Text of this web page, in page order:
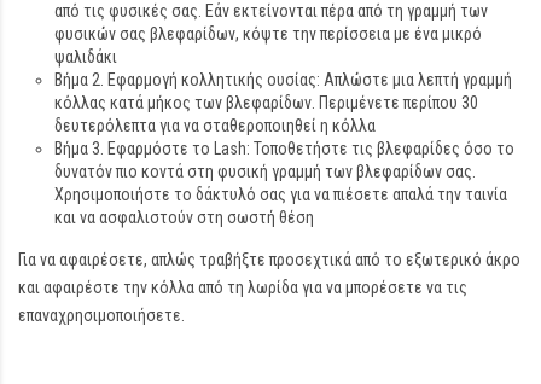
από τις φυσικές σας. Εάν εκτείνονται πέρα από τη γραμμή των
φυσικών σας βλεφαρίδων, κόψτε την περίσσεια με ένα μικρό
ψαλιδάκι
Βήμα 2. Εφαρμογή κολλητικής ουσίας: Απλώστε μια λεπτή γραμμή
κόλλας κατά μήκος των βλεφαρίδων. Περιμένετε περίπου 30
δευτερόλεπτα για να σταθεροποιηθεί η κόλλα
Βήμα 3. Εφαρμόστε το Lash: Τοποθετήστε τις βλεφαρίδες όσο το
δυνατόν πιο κοντά στη φυσική γραμμή των βλεφαρίδων σας.
Χρησιμοποιήστε το δάκτυλό σας για να πιέσετε απαλά την ταινία
και να ασφαλιστούν στη σωστή θέση
Για να αφαιρέσετε, απλώς τραβήξτε προσεχτικά από το εξωτερικό άκρο
και αφαιρέστε την κόλλα από τη λωρίδα για να μπορέσετε να τις
επαναχρησιμοποιήσετε.